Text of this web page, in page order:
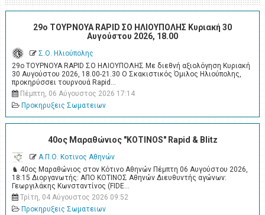
29ο ΤΟΥΡΝΟΥΑ RAPID ΣΟ ΗΛΙΟΥΠΟΛΗΣ Κυριακή 30
Αυγούστου 2026, 18.00
Σ.Ο. Ηλιούπολης
29ο ΤΟΥΡΝΟΥΑ RAPID ΣΟ ΗΛΙΟΥΠΟΛΗΣ Με διεθνή αξιολόγηση Κυριακή
30 Αυγούστου 2026, 18.00-21.30 Ο Σκακιστικός Όμιλος Ηλιούπολης,
προκηρύσσει τουρνουά Rapid…
Πέμπτη, 06 Αύγουστος 2026 17:14
Προκηρυξεις Σωματειων
40ος Μαραθώνιος "KOTINOS" Rapid & Blitz
Α.Π.Ο. Κοτινος Αθηνών
♞ 40ος Μαραθώνιος στον Κότινο Αθηνών Πέμπτη 06 Αυγούστου 2026,
18:15 Διοργανωτής: ΑΠΟ ΚΟΤΙΝΟΣ Αθηνών Διευθυντής αγώνων:
Γεωργιλάκης Κωνσταντίνος (FIDE…
Τρίτη, 04 Αύγουστος 2026 09:52
Προκηρυξεις Σωματειων